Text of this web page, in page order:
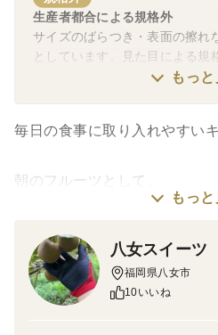
生産者都合による規格外
サイズのばらつき・表面の擦れ
としています。見た目による規
で劣るものではありません。
もっと
毎日の食事に取り入れやすい
朝のフルーツとして、
ヨーグルトに入れて、
手間がかからず、自然と続け
もっと
八女スイーツ
福岡県八女市
10いいね